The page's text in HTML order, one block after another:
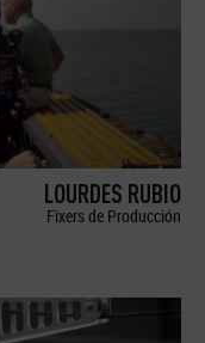
LOURDES RUBIO
Fixers de Producción